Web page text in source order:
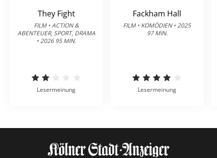
They Fight
FILM • ACTION &
ABENTEUER, SPORT, DRAMA
• 2026 95 MIN.
Lesermeinung
Fackham Hall
FILM • KOMÖDIEN • 2025
97 MIN.
Lesermeinung